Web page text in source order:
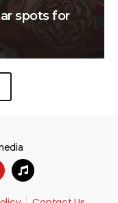
spots for